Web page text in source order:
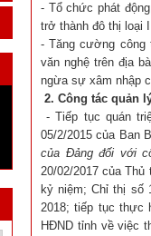
- Tổ chức phát
trở thành đô thị loại
- Tăng cường công
văn nghệ trên địa
ngừa sự xâm nhập
2. Công tác quản
- Tiếp tục quán
05/2/2015 của Ban
của Đảng đối với
20/02/2017 của
kỷ niệm; Chỉ thị số
2018; tiếp tục thực
HĐND tỉnh về việc